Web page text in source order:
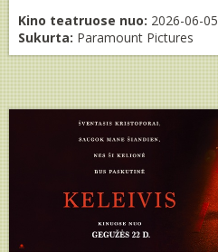
Kino teatruose nuo: 2026-06-05
Sukurta: Paramount Pictures